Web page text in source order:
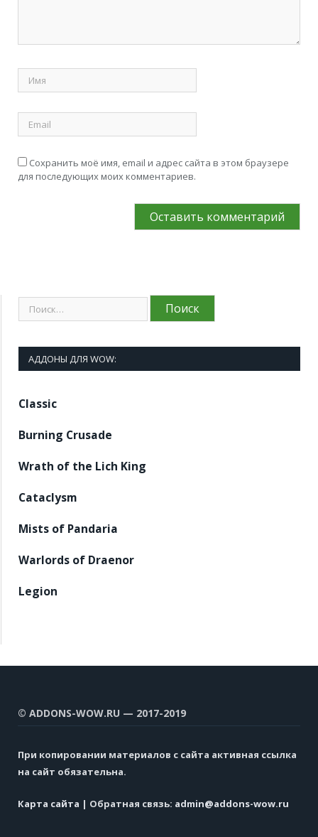
Сохранить моё имя, email и адрес сайта в этом браузере
для последующих моих комментариев.
АДДОНЫ ДЛЯ WOW:
Classic
Burning Crusade
Wrath of the Lich King
Cataclysm
Mists of Pandaria
Warlords of Draenor
Legion
© ADDONS-WOW.RU — 2017-2019
При копировании материалов с сайта активная ссылка
на сайт обязательна.
Карта сайта | Обратная связь: admin@addons-wow.ru